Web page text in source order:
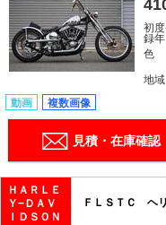
初
録年
色
地域
動画 複数画像
見積・在庫確認
ＨＡＲＬＥ
Ｙ−ＤＡＶ
ＩＤＳＯＮ
ＦＬＳＴＣ ヘ